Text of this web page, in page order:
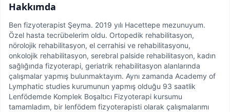
Hakkımda
Ben fizyoterapist Şeyma. 2019 yılı Hacettepe mezunuyum.
Özel hasta tecrübelerim oldu. Ortopedik rehabilitasyon,
nörolojik rehabilitasyon, el cerrahisi ve rehabilitasyonu,
onkolojik rehabilitasyon, serebral palside rehabilitasyon, kadın
sağlığında fizyoterapi, geriatrik rehabilitasyon alanlarında
çalışmalar yapmış bulunmaktayım. Aynı zamanda Academy of
Lymphatic studies kurumunun yapmış olduğu 93 saatlik
Lenfödemde Komplek Boşaltıcı Fizyoterapi kursumu
tamamladım, bir lenfödem fizyoterapisti olarak çalışmalarımı